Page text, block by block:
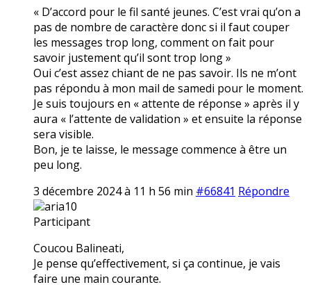
« D’accord pour le fil santé jeunes. C’est vrai qu’on a
pas de nombre de caractère donc si il faut couper
les messages trop long, comment on fait pour
savoir justement qu’il sont trop long »
Oui c’est assez chiant de ne pas savoir. Ils ne m’ont
pas répondu à mon mail de samedi pour le moment.
Je suis toujours en « attente de réponse » après il y
aura « l’attente de validation » et ensuite la réponse
sera visible.
Bon, je te laisse, le message commence à être un
peu long.
3 décembre 2024 à 11 h 56 min #66841 Répondre
aria10
Participant
Coucou Balineati,
Je pense qu’effectivement, si ça continue, je vais
faire une main courante.